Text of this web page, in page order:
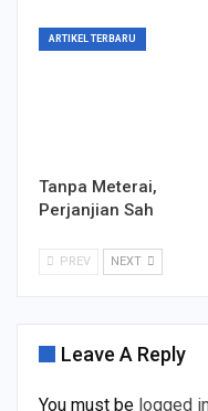
ARTIKEL TERBARU
Tanpa Meterai,
Perjanjian Sah
PREV NEXT
Leave A Reply
You must be logged